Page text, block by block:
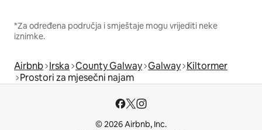
*Za određena područja i smještaje mogu vrijediti neke
iznimke.
Airbnb Irska County Galway Galway Kiltormer
Prostori za mjesečni najam
© 2026 Airbnb, Inc.